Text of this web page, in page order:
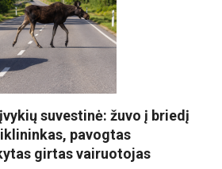
suvestinė: žuvo į briedį
pavogtas
girtas vairuotojas